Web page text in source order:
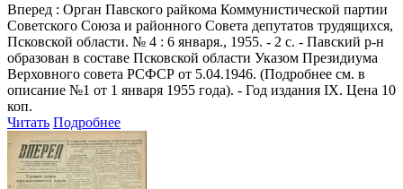
Вперед : Орган Павского райкома Коммунистической партии
Советского Союза и районного Совета депутатов трудящихся,
Псковской области. № 4 : 6 января., 1955. - 2 с. - Павский р-н
образован в составе Псковской области Указом Президиума
Верховного совета РСФСР от 5.04.1946. (Подробнее см. в
описание №1 от 1 января 1955 года). - Год издания IX. Цена 10
коп.
Читать Подробнее